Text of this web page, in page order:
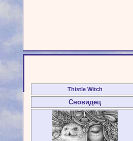
Thistle Witch
Сновидец